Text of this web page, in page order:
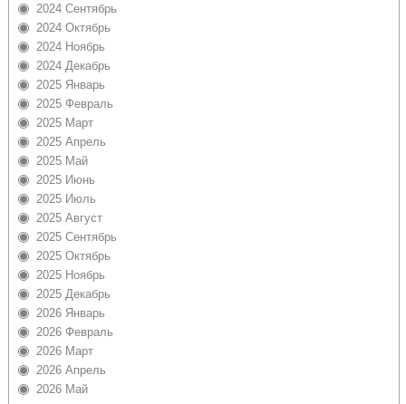
2024 Сентябрь
2024 Октябрь
2024 Ноябрь
2024 Декабрь
2025 Январь
2025 Февраль
2025 Март
2025 Апрель
2025 Май
2025 Июнь
2025 Июль
2025 Август
2025 Сентябрь
2025 Октябрь
2025 Ноябрь
2025 Декабрь
2026 Январь
2026 Февраль
2026 Март
2026 Апрель
2026 Май